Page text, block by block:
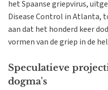
het Spaanse griepvirus,
Disease Control in Atlanta,
aan dat het honderd keer
vormen van de griep in de
Speculatieve
dogma's